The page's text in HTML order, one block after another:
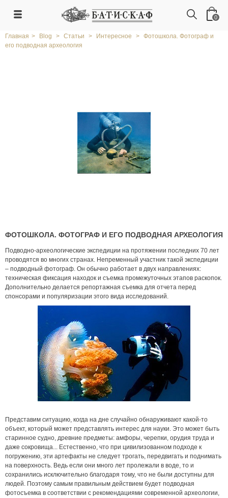
0
Главная > Blog > Статьи > Интересное > Фотошкола. Фотограф и
его подводная археология
ФОТОШКОЛА. ФОТОГРАФ И ЕГО ПОДВОДНАЯ АРХЕОЛОГИЯ
Подводно-археологические экспедиции на протяжении последних 70 лет
проводятся во многих странах. Непременный участник такой экспедиции
– подводный фотограф. Он обычно работает в двух направлениях:
техническая фиксация находок и съемка промежуточных этапов раскопок.
Дополнительно делается репортажная съемка для отчета перед
спонсорами и популяризации этого вида исследований.
Представим ситуацию, когда на дне случайно обнаруживают какой-то
объект, который может представлять интерес для науки. Это может быть
старинное судно, древние предметы: амфоры, черепки, орудия труда и
даже сокровища... Естественно, что при цивилизованном подходе к
погружению, эти артефакты не следует трогать, передвигать и поднимать
на поверхность. Ведь если они много лет пролежали в воде, то и
сохранились исключительно благодаря тому, что не были доступны для
людей. Поэтому самым правильным действием будет подводная
фотосъемка в соответствии с рекомендациями современной археологии,